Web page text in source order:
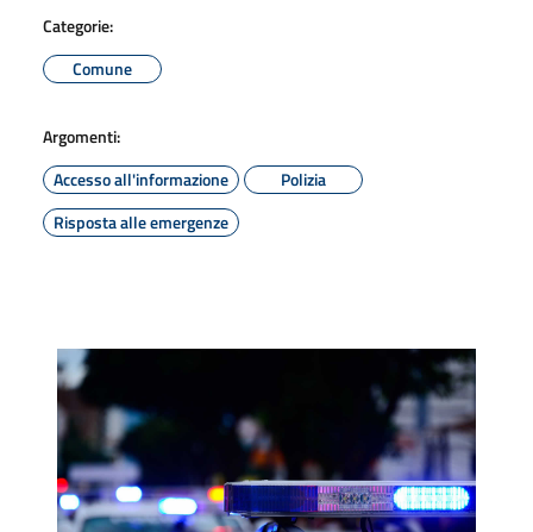
Categorie:
Comune
Argomenti:
Accesso all'informazione
Polizia
Risposta alle emergenze